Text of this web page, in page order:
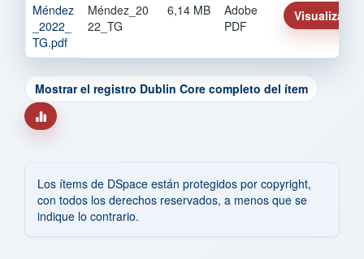
Méndez
_2022_
TG.pdf
Méndez_20
22_TG
6,14 MB
Adobe
PDF
Visualizar/
Mostrar el registro Dublin Core completo del ítem
Los ítems de DSpace están protegidos por copyright,
con todos los derechos reservados, a menos que se
indique lo contrario.